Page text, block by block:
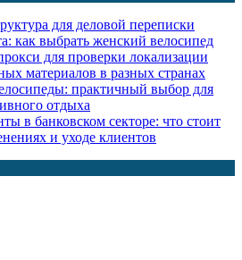
для деловой переписки
как выбрать женский велосипед
для проверки локализации
материалов в разных странах
практичный выбор для
отдыха
в банковском секторе: что стоит
и уходе клиентов